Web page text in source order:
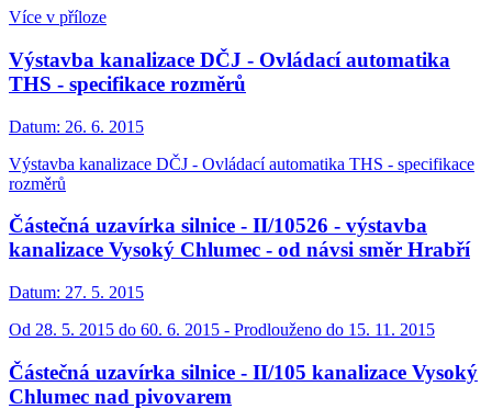
Více v příloze
Výstavba kanalizace DČJ - Ovládací automatika
THS - specifikace rozměrů
Datum: 26. 6. 2015
Výstavba kanalizace DČJ - Ovládací automatika THS - specifikace
rozměrů
Částečná uzavírka silnice - II/10526 - výstavba
kanalizace Vysoký Chlumec - od návsi směr Hrabří
Datum: 27. 5. 2015
Od 28. 5. 2015 do 60. 6. 2015 - Prodlouženo do 15. 11. 2015
Částečná uzavírka silnice - II/105 kanalizace Vysoký
Chlumec nad pivovarem